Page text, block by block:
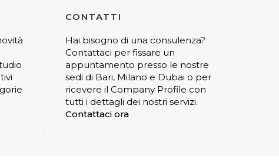
CONTATTI
Hai bisogno di una consulenza?
Contattaci per fissare un
appuntamento presso le nostre
sedi di Bari, Milano e Dubai o per
ricevere il Company Profile con
tutti i dettagli dei nostri servizi.
Contattaci ora